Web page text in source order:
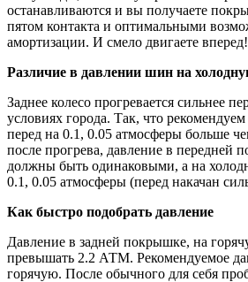
останавливаются и вы получаете
пятом контакта и оптимальными
амортизации. И смело двигаете
Различие в давлении шин на
Заднее колесо прогревается сильнее
условиях города. Так, что рекомендуем
перед на 0.1, 0.05 атмосферы больше
после прогрева, давление в передней
должны быть одинаковыми, а на
0.1, 0.05 атмосферы (перед накачан
Как быстро подобрать давление
Давление в задней покрышке, на
превышать 2.2 АТМ. Рекомендуемое
горячую. После обычного для себя